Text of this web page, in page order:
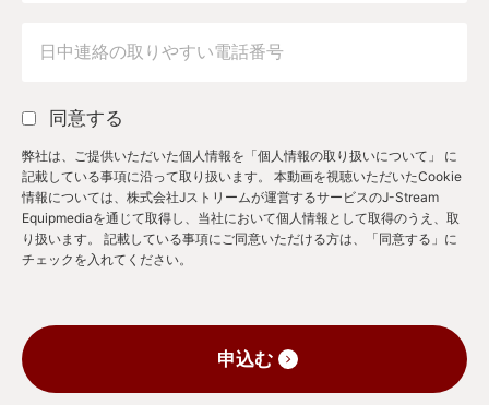
同意する
弊社は、ご提供いただいた個人情報を 「個人情報の取り扱いについて」 に
記載している事項に沿って取り扱います。 本動画を視聴いただいたCookie
情報については、株式会社Jストリームが運営するサービスのJ-Stream
Equipmediaを通じて取得し、当社において個人情報として取得のうえ、取
り扱います。 記載している事項にご同意いただける方は、「同意する」に
チェックを入れてください。